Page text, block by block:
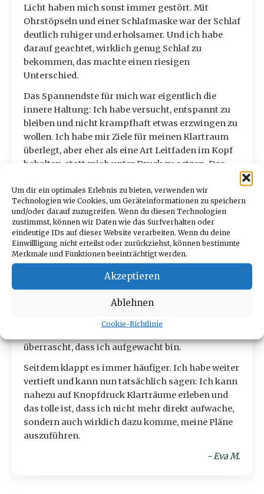
Um dir ein optimales Erlebnis zu bieten, verwenden wir
Technologien wie Cookies, um Geräteinformationen zu speichern
und/oder darauf zuzugreifen. Wenn du diesen Technologien
zustimmst, können wir Daten wie das Surfverhalten oder
eindeutige IDs auf dieser Website verarbeiten. Wenn du deine
Einwillligung nicht erteilst oder zurückziehst, können bestimmte
Merkmale und Funktionen beeinträchtigt werden.
Akzeptieren
Ablehnen
Cookie-Richtlinie
Licht haben mich sonst immer gestört. Mit
Ohrstöpseln und einer Schlafmaske war der Schlaf
deutlich ruhiger und erholsamer. Und ich habe
darauf geachtet, wirklich genug Schlaf zu
bekommen, das machte einen riesigen
Unterschied.
Das Spannendste für mich war eigentlich die
innere Haltung: Ich habe versucht, entspannt zu
bleiben und nicht krampfhaft etwas erzwingen zu
wollen. Ich habe mir Ziele für meinen Klartraum
überlegt, aber eher als eine Art Leitfaden im Kopf
behalten, statt mich unter Druck zu setzen. Das
natürlicher gemacht.
Dann bin ich eines Nachts nach einer
Schlafunterbrechung mit der Intention wieder
eingeschlafen, bei allen kommenden Erwachen
still liegen zu bleiben und sofort die Technik
auszuführen. Es muss ungefähr beim dritten
Versuch in der Nacht gewesen sein, da habe ich
mir vorgestellt, wie ich die Schwimm-Bewegung
ausführe. Und plötzlich war es keine Vorstellung
mehr, ich habe das Wasser um mich herum
überrascht, dass ich aufgewacht bin.
Seitdem klappt es immer häufiger. Ich habe weiter
vertieft und kann nun tatsächlich sagen: Ich kann
nahezu auf Knopfdruck Klarträume erleben und
das tolle ist, dass ich nicht mehr direkt aufwache,
sondern auch wirklich dazu komme, meine Pläne
auszuführen.
- Eva M.